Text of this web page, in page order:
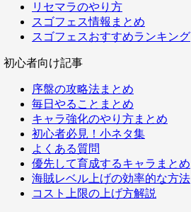
リセマラのやり方
スゴフェス情報まとめ
スゴフェスおすすめランキング
初心者向け記事
序盤の攻略法まとめ
毎日やることまとめ
キャラ強化のやり方まとめ
初心者必見！小ネタ集
よくある質問
優先して育成するキャラまとめ
海賊レベル上げの効率的な方法
コスト上限の上げ方解説